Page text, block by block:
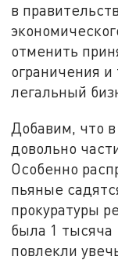
в
отменить
ограничения
легальный
Добавим, что
довольно
Особенно
пьяные
прокуратуры
была 1 тысяча
повлекли